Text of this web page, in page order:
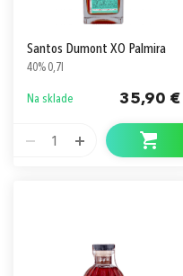
Santos Dumont XO Palmira
40% 0,7l
Na sklade 35,90 €
1